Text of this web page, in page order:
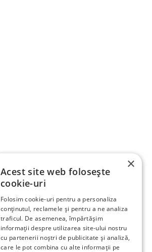
×
Acest site web folosește
cookie-uri
Folosim cookie-uri pentru a personaliza
conținutul, reclamele și pentru a ne analiza
traficul. De asemenea, împărtășim
informații despre utilizarea site-ului nostru
cu partenerii noștri de publicitate și analiză,
care le pot combina cu alte informații pe